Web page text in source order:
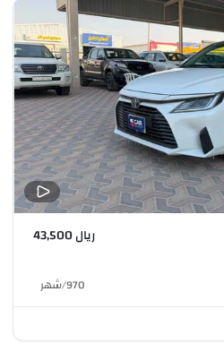
ريال 43,500
970
/شهر